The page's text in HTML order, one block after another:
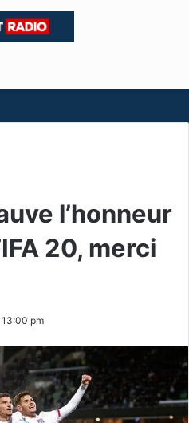
l’honneur
20, merci
pm